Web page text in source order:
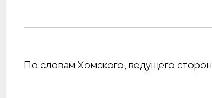
По словам Хомского, ведущего